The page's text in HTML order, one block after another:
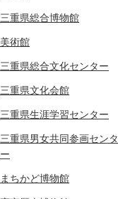
三重県総合博物館
美術館
三重県総合文化センター
三重県文化会館
三重県生涯学習センター
三重県男女共同参画センタ
ー
まちかど博物館